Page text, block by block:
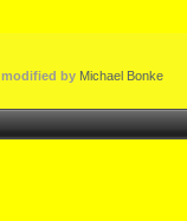
modified by Michael Bonke